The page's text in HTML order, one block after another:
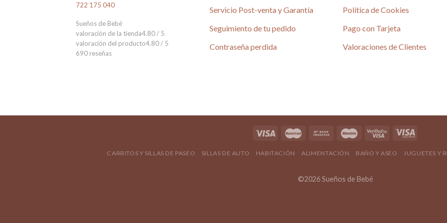
722 175 040
Sueños de Bebé
valoración de la tienda4.80 / 5
valoración del producto4.80 / 5
690 reseñas
Servicio Post-venta y Garantía
Seguimiento de tu pedido
Contraseña perdida
Política de Cookies
Pago con Tarjeta
Valoraciones de Clientes
CARRITOS Y SILLAS DE PASEO SILLAS DE AUTO HABITACIÓN ALIMENTACIÓN BAÑO Y ASEO JUGUETES Y
©2026 Sueños de Bebé